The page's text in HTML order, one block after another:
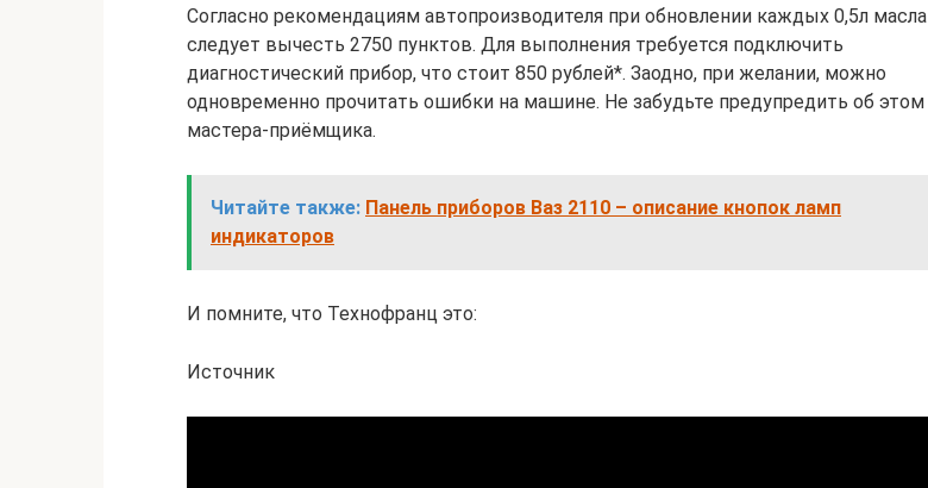
Согласно рекомендациям автопроизводителя при обновлении каждых 0,5л масла
следует вычесть 2750 пунктов. Для выполнения требуется подключить
диагностический прибор, что стоит 850 рублей*. Заодно, при желании, можно
одновременно прочитать ошибки на машине. Не забудьте предупредить об этом
мастера-приёмщика.
Читайте также: Панель приборов Ваз 2110 – описание кнопок ламп
индикаторов
И помните, что Технофранц это:
Источник